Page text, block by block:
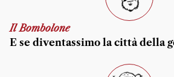
Il Bombolone
E se diventassimo la città della